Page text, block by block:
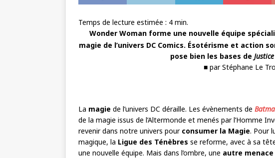
Temps de lecture estimée : 4 min.
Wonder Woman forme une nouvelle équipe
magie de l’univers DC Comics. Ésotérisme et action
pose bien les bases de
■ par Stéphane Le
La magie de l’univers DC déraille. Les évènements de
de la magie issus de l’Altermonde et menés par l’Homme
revenir dans notre univers pour consumer la Magie. Pour
magique, la Ligue des Ténèbres se reforme, avec à sa
une nouvelle équipe. Mais dans l’ombre, une autre menace